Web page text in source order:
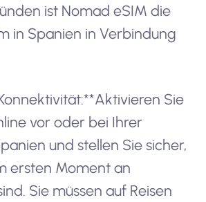
ist Nomad eSIM die
in Spanien in Verbindung
Sie
vor oder bei Ihrer
und stellen Sie sicher,
ersten Moment an
Sie müssen auf Reisen